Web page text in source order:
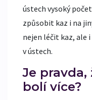
ústech vysoký
způsobit kaz i na
nejen léčit kaz, ale
v ústech.
Je
bolí více?